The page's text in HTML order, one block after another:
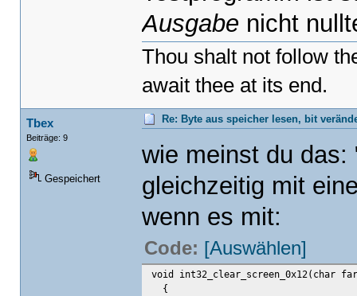
Ausgabe nicht
Thou shalt not follow
await thee at its end.
Tbex
Beiträge: 9
Gespeichert
Re: Byte aus speicher lesen, bit
wie meinst du das:
gleichzeitig mit
wenn es mit:
Code: [Auswählen]
void int32_clear_screen_0x12(char
{